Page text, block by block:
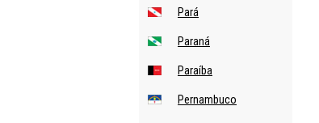
Pará
Paraná
Paraíba
Pernambuco